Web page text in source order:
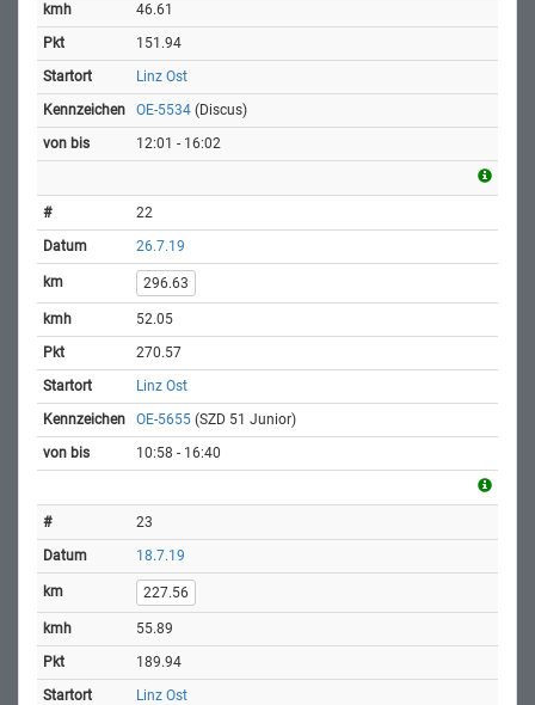
46.61
151.94
Linz Ost
OE-5534 (Discus)
12:01 - 16:02
22
26.7.19
296.63
52.05
270.57
Linz Ost
OE-5655 (SZD 51 Junior)
10:58 - 16:40
23
18.7.19
227.56
55.89
189.94
Linz Ost